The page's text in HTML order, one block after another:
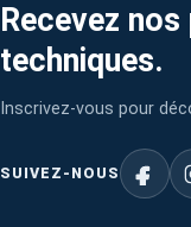
Recevez
techniques.
Inscrivez-vous pour
SUIVEZ-NOUS